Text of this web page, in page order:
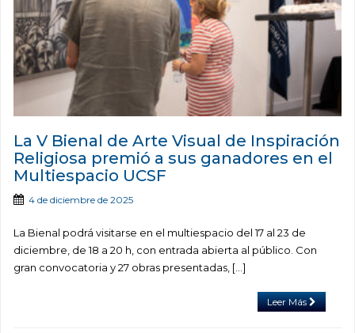
La V Bienal de Arte Visual de Inspiración
Religiosa premió a sus ganadores en el
Multiespacio UCSF
4 de diciembre de 2025
La Bienal podrá visitarse en el multiespacio del 17 al 23 de
diciembre, de 18 a 20 h, con entrada abierta al público. Con
gran convocatoria y 27 obras presentadas, […]
Leer Más